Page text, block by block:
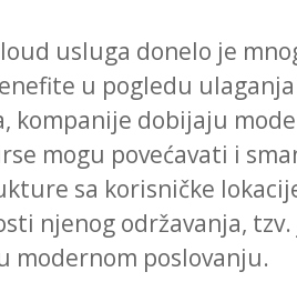
usluga donelo je
u pogledu
kompanije dobijaju
mogu povećavati i
sa korisničke
njenog održavanja, tzv.
modernom poslovanju.